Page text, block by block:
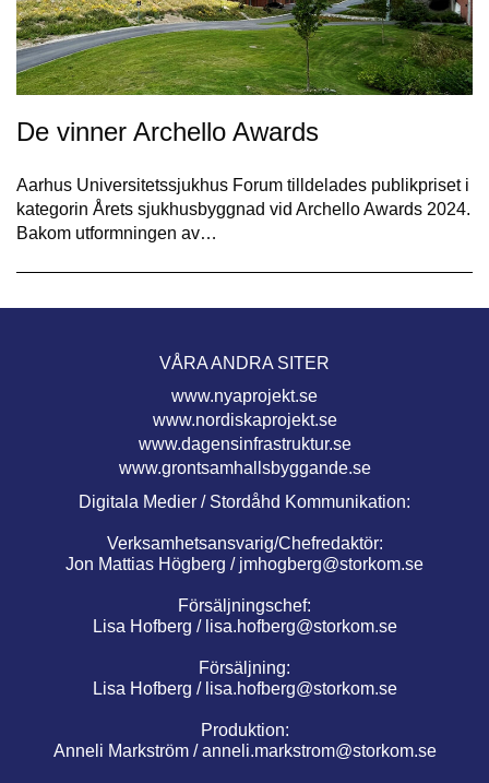
De vinner Archello Awards
Aarhus Universitetssjukhus Forum tilldelades publikpriset i
kategorin Årets sjukhusbyggnad vid Archello Awards 2024.
Bakom utformningen av…
VÅRA ANDRA SITER
www.nyaprojekt.se
www.nordiskaprojekt.se
www.dagensinfrastruktur.se
www.grontsamhallsbyggande.se
Digitala Medier / Stordåhd Kommunikation:
Verksamhetsansvarig/Chefredaktör:
Jon Mattias Högberg / jmhogberg@storkom.se
Försäljningschef:
Lisa Hofberg / lisa.hofberg@storkom.se
Försäljning:
Lisa Hofberg / lisa.hofberg@storkom.se
Produktion:
Anneli Markström /anneli.markstrom@storkom.se